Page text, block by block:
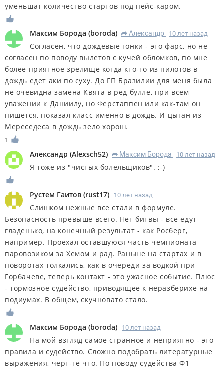
уменьшат количество стартов под пейс-каром.
Максим Борода (boroda) R Александр 10 лет назад
Согласен, что дождевые гонки - это фарс, но не
согласен по поводу вылетов с кучей обломков, по мне
более приятное зрелище когда кто-то из пилотов в
дождь едет аки по суху. До ГП Бразилии для меня была
не очевидна замена Квята в ред булле, при всем
уважении к Даниилу, но Ферстаппен или как-там он
пишется, показал класс именно в дождь. И цыган из
Мереседеса в дождь зело хорош.
1
Александр (Alexsch52) R Максим Борода 10 лет назад
Я тоже из "чистых болельщиков". ;-)
Рустем Гаитов (rust17) 10 лет назад
Слишком нежные все стали в формуле.
Безопасность превыше всего. Нет битвы - все едут
гладенько, на конечный результат - как Росберг,
например. Проехал оставшуюся часть чемпионата
паровозиком за Хемом и рад. Раньше на стартах и в
поворотах толкались, как в очереди за водкой при
Горбачеве, теперь контакт - это ужасное событие. Плюс
- тормозное судейство, приводящее к неразберихе на
подиумах. В общем, скучновато стало.
Максим Борода (boroda) 10 лет назад
На мой взгляд самое странное и неприятно - это
правила и судейство. Сложно подобрать литературные
выражения, чёрт-те что. По поводу судейства Ф1